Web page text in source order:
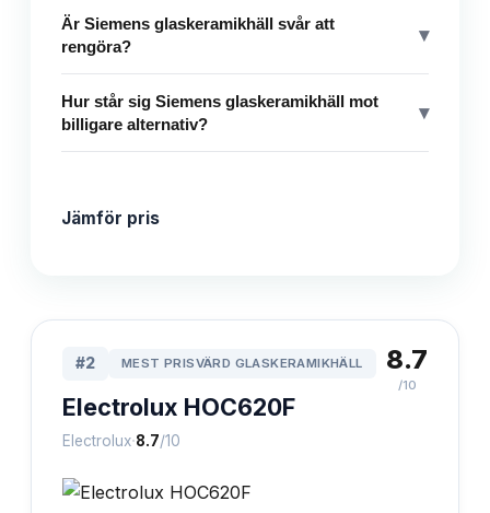
Är Siemens glaskeramikhäll svår att
rengöra?
▾
Hur står sig Siemens glaskeramikhäll mot
billigare alternativ?
▾
Jämför pris
#2 MEST PRISVÄRD GLASKERAMIKHÄLL
Electrolux HOC620F
Electrolux·8.7/10
8.7
/10